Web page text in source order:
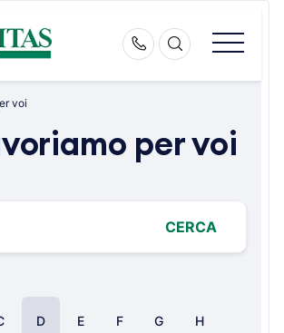
voi
per voi
CERCA
D E F G H